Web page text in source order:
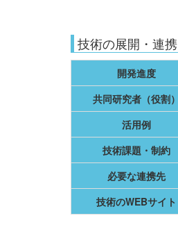
技術の展開・連携
開発進度
共同研究者（役割）
活用例
技術課題・制約
必要な連携先
技術のWEBサイト